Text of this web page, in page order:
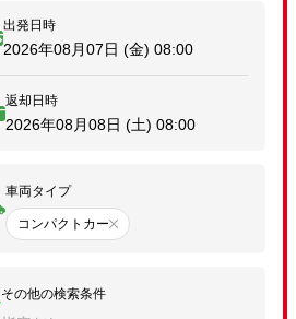
出発日時
2026年08月07日 (金) 08:00
返却日時
2026年08月08日 (土) 08:00
車両タイプ
コンパクトカー
その他の検索条件